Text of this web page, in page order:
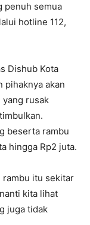
penuh semua
hotline 112,
Dishub Kota
pihaknya akan
rusak
beserta rambu
hingga Rp2 juta.
rambu itu sekitar
kita lihat
juga tidak